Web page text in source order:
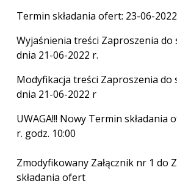
Termin składania ofert: 23-06-
Wyjaśnienia treści Zaproszenia do
dnia 21-06-2022 r.
Modyfikacja treści Zaproszenia do
dnia 21-06-2022 r
UWAGA!!! Nowy Termin składania
r. godz. 10:00
Zmodyfikowany Załącznik nr 1 do
składania ofert